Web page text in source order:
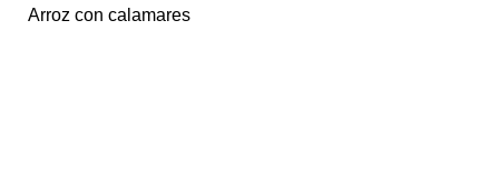
Arroz con calamares